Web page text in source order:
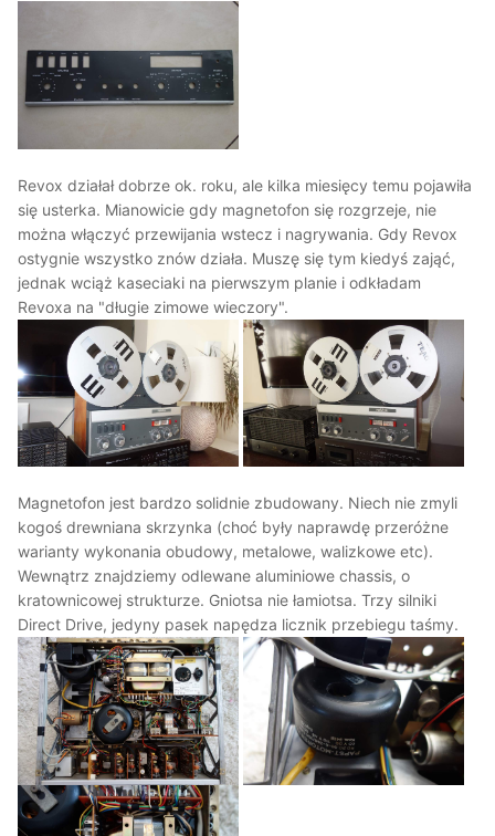
Revox działał dobrze ok. roku, ale kilka miesięcy temu pojawiła
się usterka. Mianowicie gdy magnetofon się rozgrzeje, nie
można włączyć przewijania wstecz i nagrywania. Gdy Revox
ostygnie wszystko znów działa. Muszę się tym kiedyś zająć,
jednak wciąż kaseciaki na pierwszym planie i odkładam
Revoxa na "długie zimowe wieczory".
Magnetofon jest bardzo solidnie zbudowany. Niech nie zmyli
kogoś drewniana skrzynka (choć były naprawdę przeróżne
warianty wykonania obudowy, metalowe, walizkowe etc).
Wewnątrz znajdziemy odlewane aluminiowe chassis, o
kratownicowej strukturze. Gniotsa nie łamiotsa. Trzy silniki
Direct Drive, jedyny pasek napędza licznik przebiegu taśmy.